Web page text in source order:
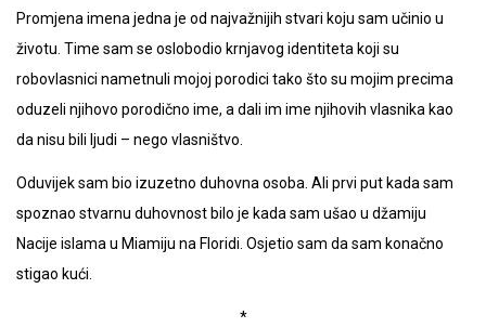
Promjena imena jedna je od najvažnijih stvari koju sam učinio u
životu. Time sam se oslobodio krnjavog identiteta koji su
robovlasnici nametnuli mojoj porodici tako što su mojim precima
oduzeli njihovo porodično ime, a dali im ime njihovih vlasnika kao
da nisu bili ljudi – nego vlasništvo.
Oduvijek sam bio izuzetno duhovna osoba. Ali prvi put kada sam
spoznao stvarnu duhovnost bilo je kada sam ušao u džamiju
Nacije islama u Miamiju na Floridi. Osjetio sam da sam konačno
stigao kući.
*